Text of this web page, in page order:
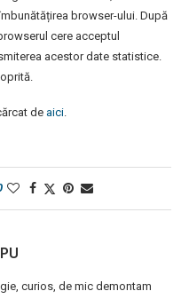
browser-ului. După
cere acceptul
acestor date statistice.
de aici.
curios, de mic demontam